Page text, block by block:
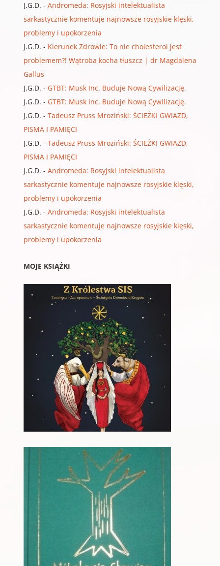
J.G.D. - Andromeda: Rosyjski intelektualista
sarkastycznie komentuje najnowsze rosyjskie klęski,
problemy i upokorzenia
J.G.D. - Kierunek Zdrowie: To nie cholesterol jest
problemem?! Wątroba kocha tłuszcz | dr Magdalena
Gallus
J.G.D. - GTBT: Musk Inc. Buduje Nową Cywilizację.
J.G.D. - GTBT: Musk Inc. Buduje Nową Cywilizację.
J.G.D. - Tadeusz Pruss Mroziński: ŚCIEŻKI GWIAZD,
PISMA I PAMIĘCI
J.G.D. - Tadeusz Pruss Mroziński: ŚCIEŻKI GWIAZD,
PISMA I PAMIĘCI
J.G.D. - Andromeda: Rosyjski intelektualista
sarkastycznie komentuje najnowsze rosyjskie klęski,
problemy i upokorzenia
J.G.D. - Andromeda: Rosyjski intelektualista
sarkastycznie komentuje najnowsze rosyjskie klęski,
problemy i upokorzenia
MOJE KSIĄŻKI